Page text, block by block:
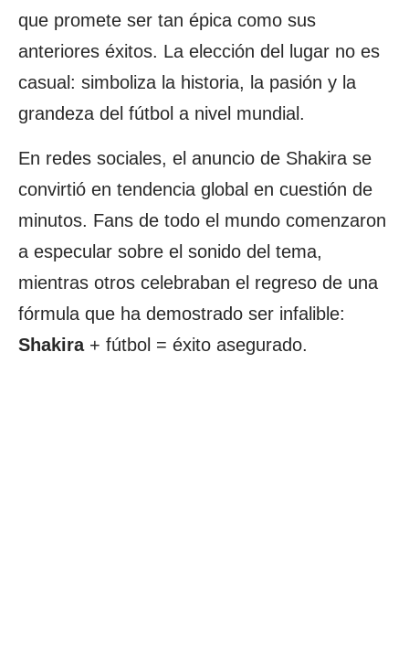
que promete ser tan épica como sus
anteriores éxitos. La elección del lugar no es
casual: simboliza la historia, la pasión y la
grandeza del fútbol a nivel mundial.
En redes sociales, el anuncio de Shakira se
convirtió en tendencia global en cuestión de
minutos. Fans de todo el mundo comenzaron
a especular sobre el sonido del tema,
mientras otros celebraban el regreso de una
fórmula que ha demostrado ser infalible:
Shakira+ fútbol = éxito asegurado.